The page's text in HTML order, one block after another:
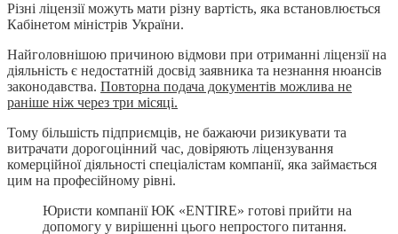
Різні ліцензії можуть мати різну вартість, яка встановлюється
Кабінетом міністрів України.
Найголовнішою причиною відмови при отриманні ліцензії на
діяльність є недостатній досвід заявника та незнання нюансів
законодавства. Повторна подача документів можлива не
раніше ніж через три місяці.
Тому більшість підприємців, не бажаючи ризикувати та
витрачати дорогоцінний час, довіряють ліцензування
комерційної діяльності спеціалістам компанії, яка займається
цим на професійному рівні.
Юристи компанії ЮК «ENTIRE» готові прийти на
допомогу у вирішенні цього непростого питання.